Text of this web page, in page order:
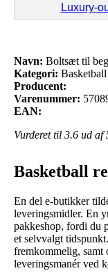
Luxury-
Navn: Boltsæt til
Kategori:
Producent:
Varenummer:
EAN:
Vurderet til 3.6 ud af
Basketball
En del e-butikker
leveringsmidler. En
pakkeshop, fordi du
et selvvalgt
fremkommelig, samt
leveringsmanér ved